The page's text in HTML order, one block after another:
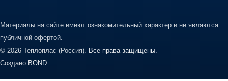
Материалы на сайте имеют ознакомительный характер и не являются
публичной офертой.
© 2026 Теплоплас (Россия). Все права защищены.
Создано BOND